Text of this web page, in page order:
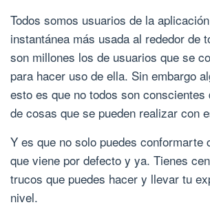
Todos somos usuarios de la
instantánea más usada al rededor de
son millones los de usuarios que se
para hacer uso de ella. Sin embargo
esto es que no todos son conscientes
de cosas que se pueden realizar con
Y es que no solo puedes conformarte
que viene por defecto y ya. Tienes
trucos que puedes hacer y llevar tu
nivel.